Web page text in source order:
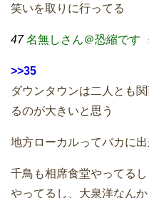
笑いを取りに行ってる
47 名無しさん＠恐縮です
>>35
ダウンタウンは二人とも
るのが大きいと思う
地方ローカルってバカに出
千鳥も相席食堂やってる
やってるし、大泉洋なん